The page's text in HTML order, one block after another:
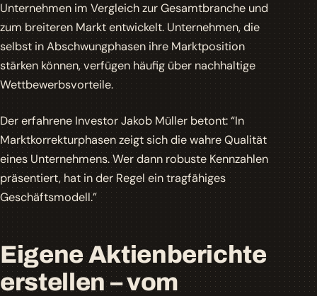
Unternehmen im Vergleich zur Gesamtbranche und
zum breiteren Markt entwickelt. Unternehmen, die
selbst in Abschwungphasen ihre Marktposition
stärken können, verfügen häufig über nachhaltige
Wettbewerbsvorteile.
Der erfahrene Investor Jakob Müller betont: “In
Marktkorrekturphasen zeigt sich die wahre Qualität
eines Unternehmens. Wer dann robuste Kennzahlen
präsentiert, hat in der Regel ein tragfähiges
Geschäftsmodell.”
Eigene Aktienberichte
erstellen – vom